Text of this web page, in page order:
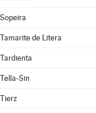
Sopeira
Tamarite de Litera
Tardienta
Tella-Sin
Tierz